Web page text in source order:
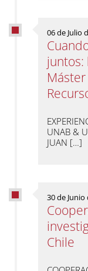
06 de Julio
juntos:
UNAB &
JUAN […]
30 de Junio
Chile